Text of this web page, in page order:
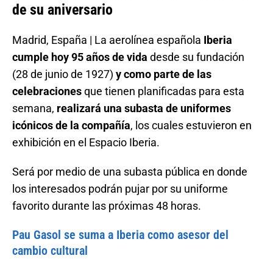
de su aniversario
Madrid, España | La aerolínea española Iberia
cumple hoy 95 años de vida desde su fundación
(28 de junio de 1927) y como parte de las
celebracionesque tienen planificadas para esta
semana, realizará una subasta de uniformes
icónicos de la compañía, los cuales estuvieron en
exhibición en el Espacio Iberia.
Será por medio de una subasta pública en donde
los interesados podrán pujar por su uniforme
favorito durante las próximas 48 horas.
Pau Gasol se suma a Iberia como asesor del
cambio cultural